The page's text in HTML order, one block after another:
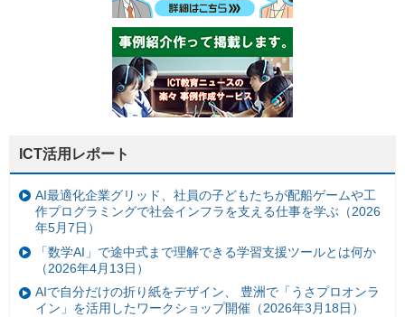
ICT活用レポート
AI最適化企業グリッド、社員の子どもたちが配船ゲームや工
作プログラミングで社会インフラを支える仕事を学ぶ（2026
年5月7日）
「数学AI」で途中式まで理解できる学習支援ツールとは何か
（2026年4月13日）
AIで自分だけの折り紙をデザイン、 豊洲で「うさプロオンラ
イン」を活用したワークショップ開催（2026年3月18日）